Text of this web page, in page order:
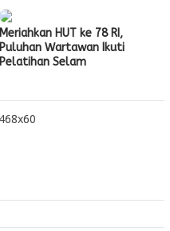
Meriahkan HUT ke 78 RI,
Puluhan Wartawan Ikuti
Pelatihan Selam